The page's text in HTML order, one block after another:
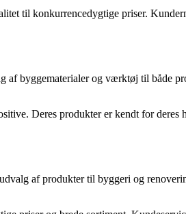
til konkurrencedygtige priser.
af byggematerialer og værktøj til både
Deres produkter er kendt for
af produkter til byggeri og